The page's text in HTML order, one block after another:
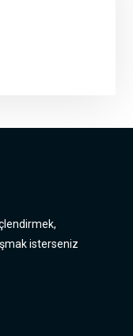
isterseniz